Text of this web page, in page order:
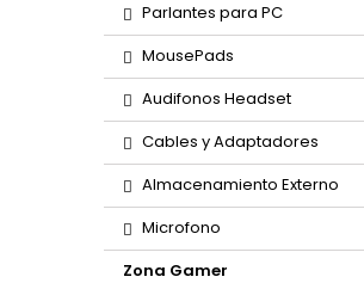
Parlantes para PC
MousePads
Audifonos Headset
Cables y Adaptadores
Almacenamiento Externo
Microfono
Zona Gamer